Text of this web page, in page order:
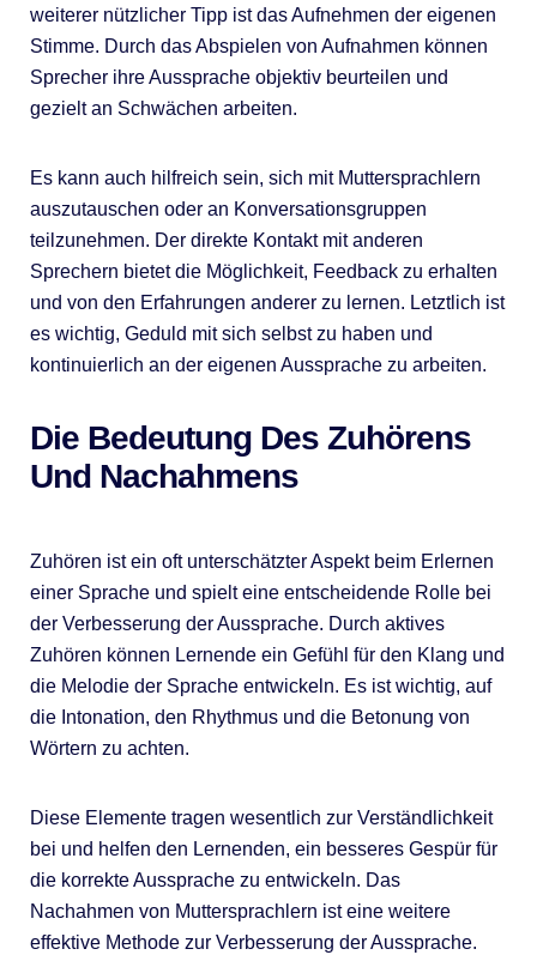
weiterer nützlicher Tipp ist das Aufnehmen der eigenen
Stimme. Durch das Abspielen von Aufnahmen können
Sprecher ihre Aussprache objektiv beurteilen und
gezielt an Schwächen arbeiten.
Es kann auch hilfreich sein, sich mit Muttersprachlern
auszutauschen oder an Konversationsgruppen
teilzunehmen. Der direkte Kontakt mit anderen
Sprechern bietet die Möglichkeit, Feedback zu erhalten
und von den Erfahrungen anderer zu lernen. Letztlich ist
es wichtig, Geduld mit sich selbst zu haben und
kontinuierlich an der eigenen Aussprache zu arbeiten.
Die Bedeutung Des Zuhörens
Und Nachahmens
Zuhören ist ein oft unterschätzter Aspekt beim Erlernen
einer Sprache und spielt eine entscheidende Rolle bei
der Verbesserung der Aussprache. Durch aktives
Zuhören können Lernende ein Gefühl für den Klang und
die Melodie der Sprache entwickeln. Es ist wichtig, auf
die Intonation, den Rhythmus und die Betonung von
Wörtern zu achten.
Diese Elemente tragen wesentlich zur Verständlichkeit
bei und helfen den Lernenden, ein besseres Gespür für
die korrekte Aussprache zu entwickeln. Das
Nachahmen von Muttersprachlern ist eine weitere
effektive Methode zur Verbesserung der Aussprache.